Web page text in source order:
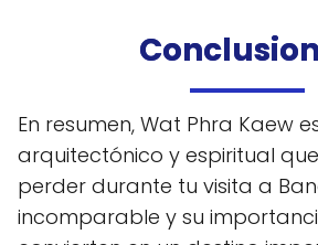
En resumen, Wat Phra Kaew
arquitectónico y espiritual
perder durante tu visita a
incomparable y su